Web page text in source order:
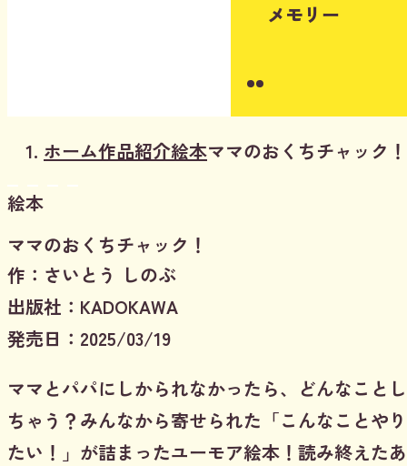
メモリー
ホーム作品紹介絵本ママのおくちチャック！
絵本
ママのおくちチャック！
作：さいとう しのぶ
出版社：KADOKAWA
発売日：2025/03/19
ママとパパにしかられなかったら、どんなことし
ちゃう？みんなから寄せられた「こんなことやり
たい！」が詰まったユーモア絵本！読み終えたあ